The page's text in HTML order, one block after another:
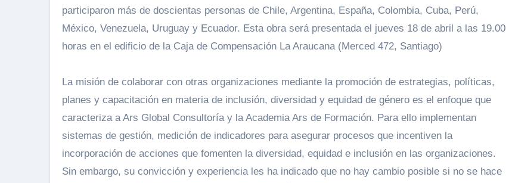
participaron más de doscientas personas de Chile, Argentina, España, Colombia, Cuba, Perú,
México, Venezuela, Uruguay y Ecuador. Esta obra será presentada el jueves 18 de abril a las 19.00
horas en el edificio de la Caja de Compensación La Araucana (Merced 472, Santiago)
La misión de colaborar con otras organizaciones mediante la promoción de estrategias, políticas,
planes y capacitación en materia de inclusión, diversidad y equidad de género es el enfoque que
caracteriza a Ars Global Consultoría y la Academia Ars de Formación. Para ello implementan
sistemas de gestión, medición de indicadores para asegurar procesos que incentiven la
incorporación de acciones que fomenten la diversidad, equidad e inclusión en las organizaciones.
Sin embargo, su convicción y experiencia les ha indicado que no hay cambio posible si no se hace